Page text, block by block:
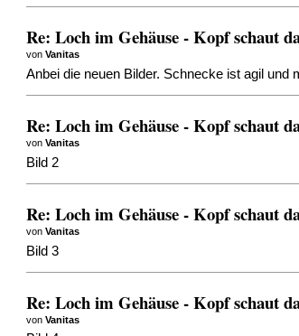
Re: Loch im Gehäuse - Kopf schaut
vonVanitas
Anbei die neuen Bilder. Schnecke ist agil
Re: Loch im Gehäuse - Kopf schaut
vonVanitas
Bild 2
Re: Loch im Gehäuse - Kopf schaut
vonVanitas
Bild 3
Re: Loch im Gehäuse - Kopf schaut
vonVanitas